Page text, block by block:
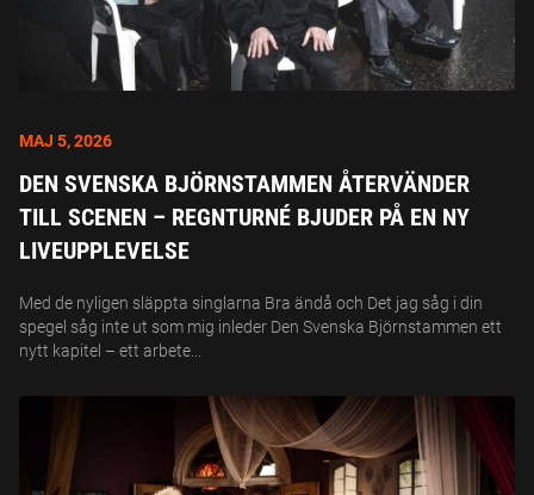
MAJ 5, 2026
DEN SVENSKA BJÖRNSTAMMEN ÅTERVÄNDER
TILL SCENEN – REGNTURNÉ BJUDER PÅ EN NY
LIVEUPPLEVELSE
Med de nyligen släppta singlarna Bra ändå och Det jag såg i din
spegel såg inte ut som mig inleder Den Svenska Björnstammen ett
nytt kapitel – ett arbete...